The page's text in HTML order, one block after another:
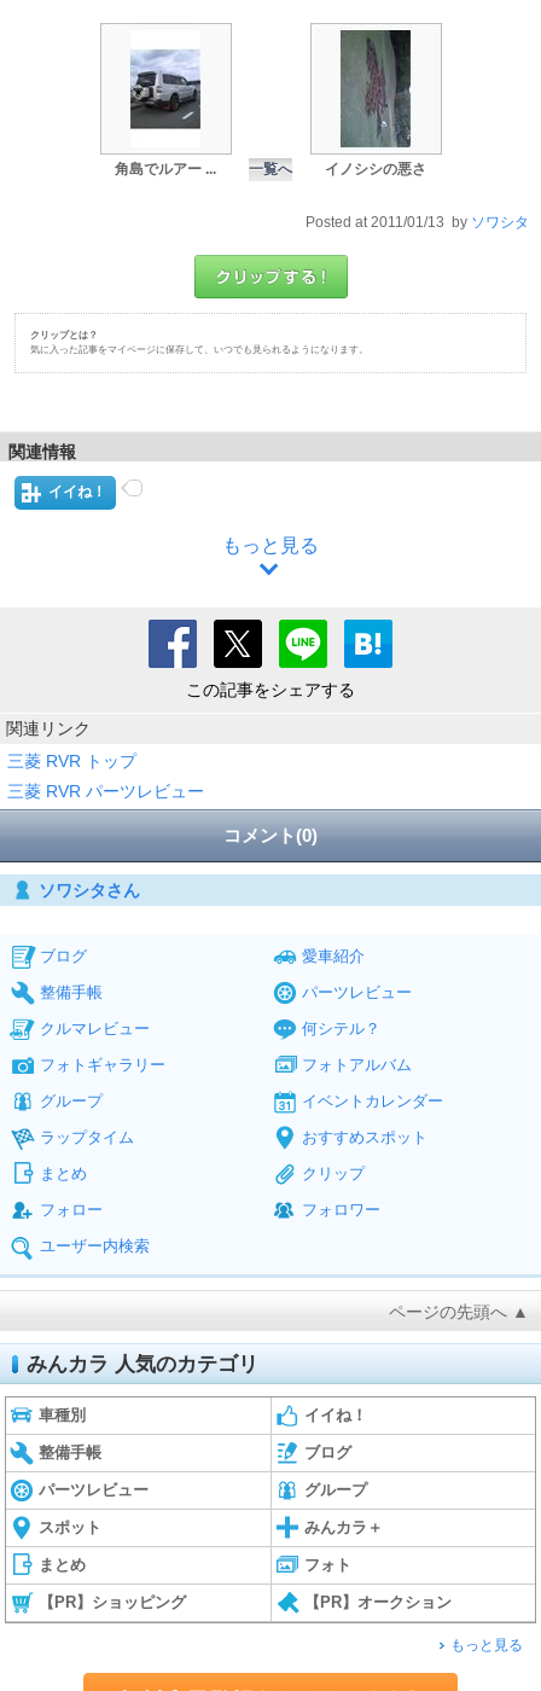
角島でルアー ... 一覧へ イノシシの悪さ
Posted at 2011/01/13 by ソワシタ
クリップとは？
気に入った記事をマイページに保存して、いつでも見られるようになります。
関連情報
イイね！
もっと見る
この記事をシェアする
関連リンク
三菱 RVR トップ
三菱 RVR パーツレビュー
コメント(0)
ソワシタさん
ブログ
愛車紹介
整備手帳
パーツレビュー
クルマレビュー
何シテル？
フォトギャラリー
フォトアルバム
グループ
イベントカレンダー
ラップタイム
おすすめスポット
まとめ
クリップ
フォロー
フォロワー
ユーザー内検索
ページの先頭へ ▲
みんカラ 人気のカテゴリ
車種別 イイね！
整備手帳 ブログ
パーツレビュー グループ
スポット みんカラ＋
まとめ フォト
【PR】ショッピング 【PR】オークション
もっと見る